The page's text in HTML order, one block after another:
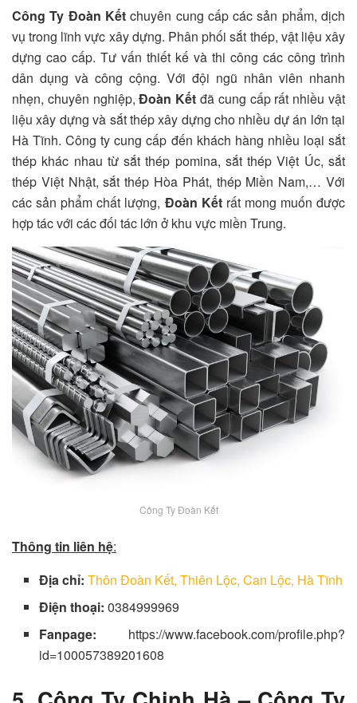
Công Ty Đoàn Kếtchuyên cung cấp các sản phẩm, dịch
vụ trong lĩnh vực xây dựng. Phân phối sắt thép, vật liệu xây
dựng cao cấp. Tư vấn thiết kế và thi công các công trình
dân dụng và công cộng. Với đội ngũ nhân viên nhanh
nhẹn, chuyên nghiệp,Đoàn Kết đã cung cấp rất nhiều vật
liệu xây dựng và sắt thép xây dựng cho nhiều dự án lớn tại
Hà Tĩnh. Công ty cung cấp đến khách hàng nhiều loại sắt
thép khác nhau từ sắt thép pomina, sắt thép Việt Úc, sắt
thép Việt Nhật, sắt thép Hòa Phát, thép Miền Nam,… Với
các sản phẩm chất lượng, Đoàn Kếtrất mong muốn được
hợp tác với các đối tác lớn ở khu vực miền Trung.
Công Ty Đoàn Kết
Thông tin liên hệ:
Địa chỉ:Thôn Đoàn Kết, Thiên Lộc, Can Lộc, Hà Tĩnh
Điện thoại:0384999969
Fanpage: https://www.facebook.com/profile.php?
id=100057389201608